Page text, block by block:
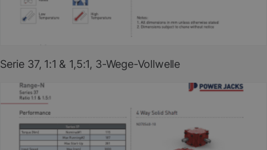
PDF herunterladen(EN)
Serie 37, 1:1 & 1,5:1, 3-Wege-Vollwelle